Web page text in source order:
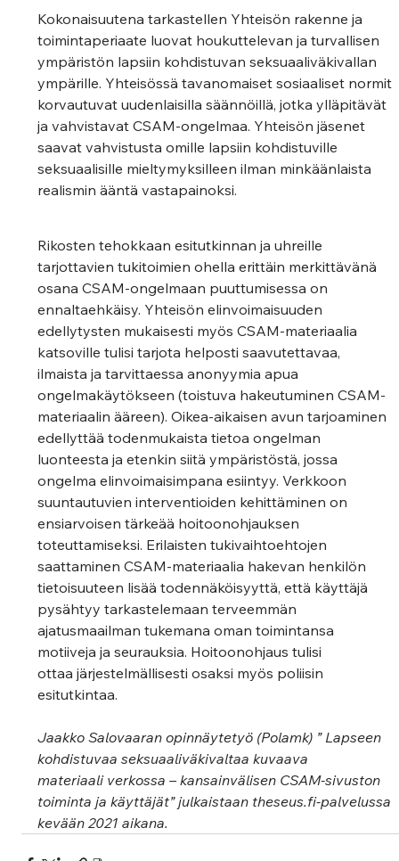
Kokonaisuutena tarkastellen Yhteisön rakenne ja
toimintaperiaate luovat houkuttelevan ja turvallisen
ympäristön lapsiin kohdistuvan seksuaaliväkivallan
ympärille. Yhteisössä tavanomaiset sosiaaliset normit
korvautuvat uudenlaisilla säännöillä, jotka ylläpitävät
ja vahvistavat CSAM-ongelmaa. Yhteisön jäsenet
saavat vahvistusta omille lapsiin kohdistuville
seksuaalisille mieltymyksilleen ilman minkäänlaista
realismin ääntä vastapainoksi.
Rikosten tehokkaan esitutkinnan ja uhreille
tarjottavien tukitoimien ohella erittäin merkittävänä
osana CSAM-ongelmaan puuttumisessa on
ennaltaehkäisy. Yhteisön elinvoimaisuuden
edellytysten mukaisesti myös CSAM-materiaalia
katsoville tulisi tarjota helposti saavutettavaa,
ilmaista ja tarvittaessa anonyymia apua
ongelmakäytökseen (toistuva hakeutuminen CSAM-
materiaalin ääreen). Oikea-aikaisen avun tarjoaminen
edellyttää todenmukaista tietoa ongelman
luonteesta ja etenkin siitä ympäristöstä, jossa
ongelma elinvoimaisimpana esiintyy. Verkkoon
suuntautuvien interventioiden kehittäminen on
ensiarvoisen tärkeää hoitoonohjauksen
toteuttamiseksi. Erilaisten tukivaihtoehtojen
saattaminen CSAM-materiaalia hakevan henkilön
tietoisuuteen lisää todennäköisyyttä, että käyttäjä
pysähtyy tarkastelemaan terveemmän
ajatusmaailman tukemana oman toimintansa
motiiveja ja seurauksia. Hoitoonohjaus tulisi
ottaa järjestelmällisesti osaksi myös poliisin
esitutkintaa.
Jaakko Salovaaran opinnäytetyö (Polamk) ” Lapseen
kohdistuvaa seksuaaliväkivaltaa kuvaava
materiaali verkossa – kansainvälisen CSAM-sivuston
toiminta ja käyttäjät” julkaistaan theseus.fi-palvelussa
kevään 2021 aikana.